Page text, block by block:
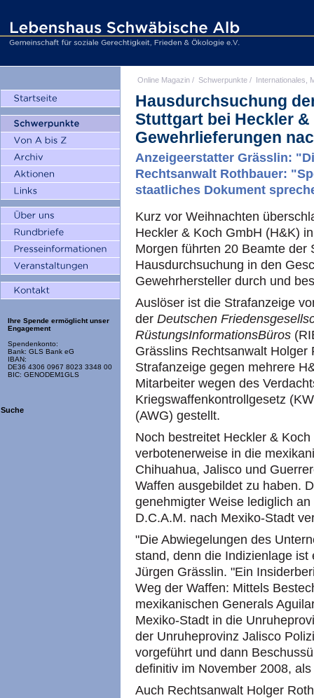
Ihre Spende ermöglicht unser
Engagement
Spendenkonto:
Bank: GLS Bank eG
IBAN:
DE36 4306 0967 8023 3348 00
BIC: GENODEM1GLS
Suche
Online Magazin / Schwerpunkte / Internationales,
Hausdurchsuchung
Stuttgart bei Heckler &
Gewehrlieferungen
Anzeigeerstatter Grässlin:
Rechtsanwalt Rothbauer:
staatliches Dokument
Kurz vor Weihnachten
Heckler & Koch GmbH (H&K)
Morgen führten 20 Beamte der
Hausdurchsuchung in den
Gewehrhersteller durch und
Auslöser ist die Strafanzeige
der Deutschen
RüstungsInformationsBüros
Grässlins Rechtsanwalt
Strafanzeige gegen mehrere
Mitarbeiter wegen des
Kriegswaffenkontrollgesetz
(AWG) gestellt.
Noch bestreitet Heckler &
verbotenerweise in die
Chihuahua, Jalisco und
Waffen ausgebildet zu haben.
genehmigter Weise lediglich
D.C.A.M. nach Mexiko-Stadt
"Die Abwiegelungen des
stand, denn die Indizienlage
Jürgen Grässlin. "Ein
Weg der Waffen: Mittels
mexikanischen Generals
Mexiko-Stadt in die
der Unruheprovinz Jalisco
vorgeführt und dann
definitiv im November 2008,
Auch Rechtsanwalt Holger